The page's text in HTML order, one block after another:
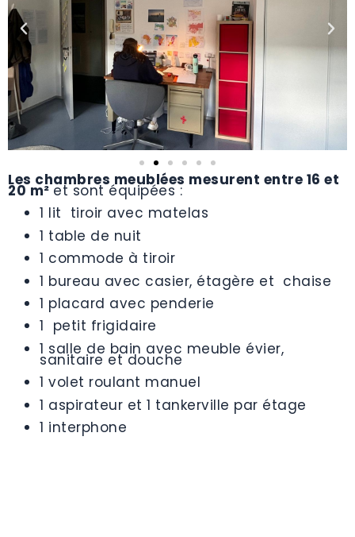
Les chambres meublées mesurent entre 16 et
20 m²et sont équipées :
1 lit tiroir avec matelas
1 table de nuit
1 commode à tiroir
1 bureau avec casier, étagère et chaise
1 placard avec penderie
1 petit frigidaire
1 salle de bain avec meuble évier,
sanitaire et douche
1 volet roulant manuel
1 aspirateur et 1 tankerville par étage
1 interphone